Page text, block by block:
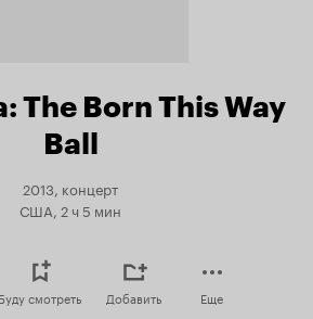
The Born This Way
Ball
2013, концерт
США, 2 ч 5 мин
Буду смотреть Добавить Еще